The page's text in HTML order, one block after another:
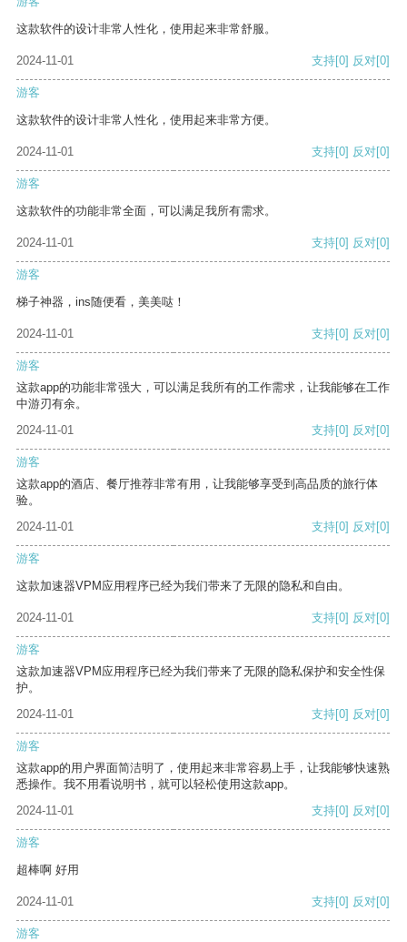
这款软件的设计非常人性化，使用起来非常舒服。
2024-11-01 支持[0] 反对[0]
游客
这款软件的设计非常人性化，使用起来非常方便。
2024-11-01 支持[0] 反对[0]
游客
这款软件的功能非常全面，可以满足我所有需求。
2024-11-01 支持[0] 反对[0]
游客
梯子神器，ins随便看，美美哒！
2024-11-01 支持[0] 反对[0]
游客
这款app的功能非常强大，可以满足我所有的工作需求，让我能够在工作
中游刃有余。
2024-11-01
支持[0] 反对[0]
游客
这款app的酒店、餐厅推荐非常有用，让我能够享受到高品质的旅行体
验。
2024-11-01
支持[0] 反对[0]
游客
这款加速器VPM应用程序已经为我们带来了无限的隐私和自由。
2024-11-01 支持[0] 反对[0]
游客
这款加速器VPM应用程序已经为我们带来了无限的隐私保护和安全性保
护。
2024-11-01
支持[0] 反对[0]
游客
这款app的用户界面简洁明了，使用起来非常容易上手，让我能够快速熟
悉操作。我不用看说明书，就可以轻松使用这款app。
2024-11-01
支持[0] 反对[0]
游客
超棒啊 好用
2024-11-01 支持[0] 反对[0]
游客